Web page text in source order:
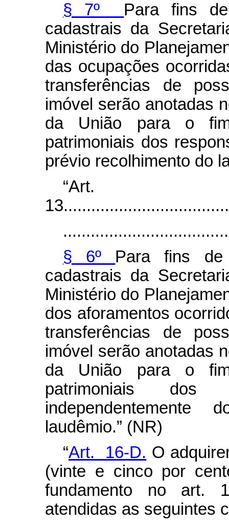
§ 7º Para fins
cadastrais da
Ministério do
das ocupações
transferências de
imóvel serão anotadas
da União para o
patrimoniais dos
prévio recolhimento do
“Art.
§ 6º Para fins de
cadastrais da
Ministério do
dos aforamentos
transferências de
imóvel serão anotadas
da União para o
patrimoniais dos
laudêmio.” (NR)
“Art. 16-D. O
(vinte e cinco por
fundamento no art.
atendidas as seguintes